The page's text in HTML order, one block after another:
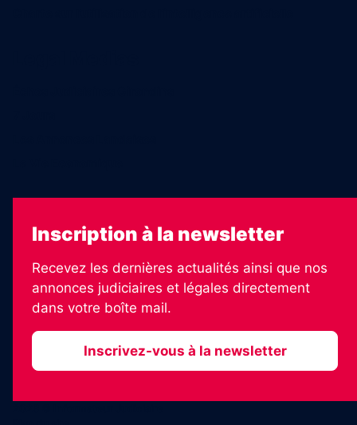
Inscription à la newsletter
Recevez les dernières actualités ainsi que nos
annonces judiciaires et légales directement
dans votre boîte mail.
Inscrivez-vous à la newsletter